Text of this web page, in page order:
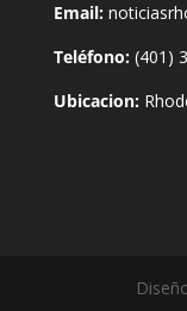
Email:
Teléfono:(401)
Ubicacion: